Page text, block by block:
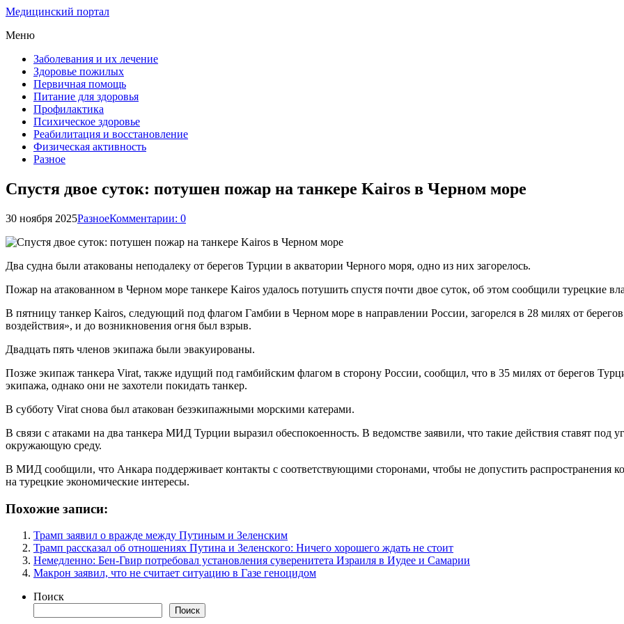
Медицинский портал
Меню
Заболевания и их лечение
Здоровье пожилых
Первичная помощь
Питание для здоровья
Профилактика
Психическое здоровье
Реабилитация и восстановление
Физическая активность
Разное
Спустя двое суток: потушен пожар на танкере Kairos в Черном море
30 ноября 2025РазноеКомментарии: 0
Два судна были атакованы неподалеку от берегов Турции в акватории Черного моря, одно из них загорелось.
Пожар на атакованном в Черном море танкере Kairos удалось потушить спустя почти двое суток, об этом сообщили турецкие
В пятницу танкер Kairos, следующий под флагом Гамбии в Черном море в направлении России, загорелся в 28 милях от
воздействия», и до возникновения огня был взрыв.
Двадцать пять членов экипажа были эвакуированы.
Позже экипаж танкера Virat, также идущий под гамбийским флагом в сторону России, сообщил, что в 35 милях от берегов
экипажа, однако они не захотели покидать танкер.
В субботу Virat снова был атакован безэкипажными морскими катерами.
В связи с атаками на два танкера МИД Турции выразил обеспокоенность. В ведомстве заявили, что такие действия ставят под
окружающую среду.
В МИД сообщили, что Анкара поддерживает контакты с соответствующими сторонами, чтобы не допустить распространения
на турецкие экономические интересы.
Похожие записи:
Трамп заявил о вражде между Путиным и Зеленским
Трамп рассказал об отношениях Путина и Зеленского: Ничего хорошего ждать не стоит
Немедленно: Бен-Гвир потребовал установления суверенитета Израиля в Иудее и Самарии
Макрон заявил, что не считает ситуацию в Газе геноцидом
Поиск
Поиск